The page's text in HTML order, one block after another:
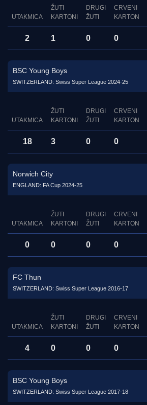
UTAKMICA
ŽUTI
KARTONI
DRUGI
ŽUTI
CRVENI
KARTON
2 1 0 0
BSC Young Boys
SWITZERLAND: Swiss Super League 2024-25
UTAKMICA
ŽUTI
KARTONI
DRUGI
ŽUTI
CRVENI
KARTON
18 3 0 0
Norwich City
ENGLAND: FA Cup 2024-25
UTAKMICA
ŽUTI
KARTONI
DRUGI
ŽUTI
CRVENI
KARTON
0 0 0 0
FC Thun
SWITZERLAND: Swiss Super League 2016-17
UTAKMICA
ŽUTI
KARTONI
DRUGI
ŽUTI
CRVENI
KARTON
4 0 0 0
BSC Young Boys
SWITZERLAND: Swiss Super League 2017-18